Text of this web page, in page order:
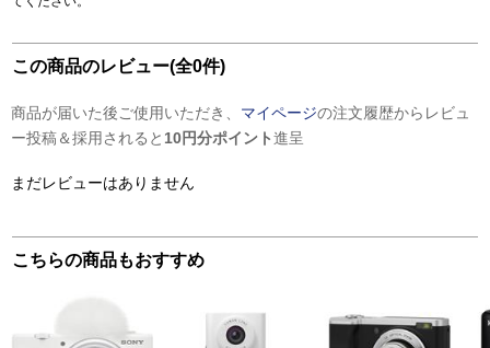
この商品のレビュー(全0件)
商品が届いた後ご使用いただき、 マイページの注文履歴からレビュ
ー投稿＆採用されると 10円分ポイント進呈
まだレビューはありません
こちらの商品もおすすめ